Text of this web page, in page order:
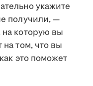
укажите
получили, —
которую вы
на том, что вы
это поможет